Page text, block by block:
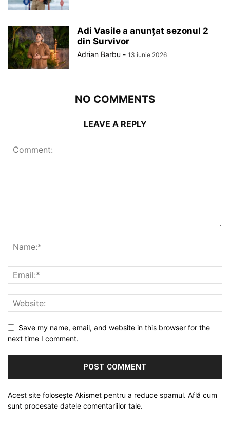
Adi Vasile a anunțat sezonul 2
din Survivor
Adrian Barbu - 13 iunie 2026
NO COMMENTS
LEAVE A REPLY
Save my name, email, and website in this browser for the
next time I comment.
Acest site folosește Akismet pentru a reduce spamul. Află cum
sunt procesate datele comentariilor tale.